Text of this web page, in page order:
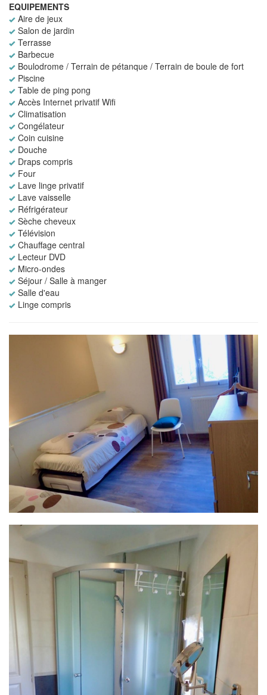
EQUIPEMENTS
Aire de jeux
Salon de jardin
Terrasse
Barbecue
Boulodrome / Terrain de pétanque / Terrain de boule de fort
Piscine
Table de ping pong
Accès Internet privatif Wifi
Climatisation
Congélateur
Coin cuisine
Douche
Draps compris
Four
Lave linge privatif
Lave vaisselle
Réfrigérateur
Sèche cheveux
Télévision
Chauffage central
Lecteur DVD
Micro-ondes
Séjour / Salle à manger
Salle d'eau
Linge compris